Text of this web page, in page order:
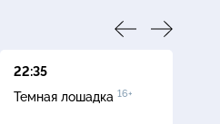
22:35
Темная лошадка 16+